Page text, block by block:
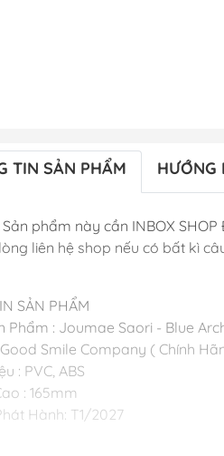
TIN SẢN PHẨM HƯỚNG
Sản phẩm này cần INBOX
liên hệ shop nếu có bất kì
SẢN PHẨM
Phẩm : Joumae Saori - Blue
Smile Company ( Chính
: PVC, ABS
: 165mm
Hành: T1/2027